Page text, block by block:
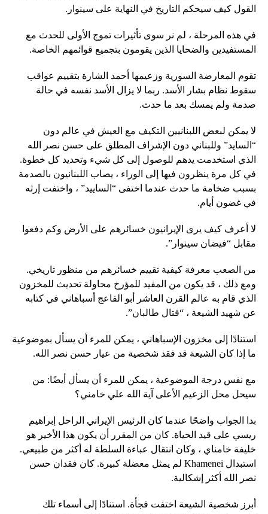
القول كيف سيحكم التاريخ في النهاية على سينوار.
في هذه المرحلة ، لم نر سوى تأثيرات تموج الأولى للحدث مع
المستفيدين والضحايا الذين يقومون بتجميع قوائمهم الخاصة.
تقوم المعارضة السورية وزعيمها أحمد الشارة بتقييم عواقب
سقوط نظام بشار الأسد. ربما لا يزال الأسد نفسه في حالة
صدمة ولم يمسك بعد ما حدث.
لا يمكن لبعض اللبنانيين التكيف مع العيش في عالم دون
“السايد” وللبناني دون الإشراف المطلق على حسن نصر الله
الذي استخدمت يدهم للوصول إلى كل شيء وتحديد كل خطوة.
في كل مرة ينظرون فيها إلى الوراء ، يصاب اللبنانيون بالصدمة
بسبب ضخامة ما حدث عندما اختفى “الساييد” ، واختفت إرثه
في غضون أيام.
لا أعرف كيف يرى الإيرانيون خسائرهم على الأرض وكم دفعوا
مقابل “فيضان سينوار”.
من الصعب معرفة كيفية تقييم خسائرهم من منظور تاريخي.
ومع ذلك ، قد يكون من المفيد للمؤرخ محاولة تحديث للمخزون
الذي قام به عالم القرن العاشر أبو الفاعج أسباهاني في كتابه
عن شهيد الشيعة ، “قتال طالبان”.
استنادًا إلى مخزون الإسباهاني ، يمكن للمرء أن يسأل بموضوعية
ما إذا كان الشيعة قد فقد شخصية من عيار حسن نصر الله.
مع نفس درجة الموضوعية ، يمكن للمرء أن يسأل أيضًا: من
سيحل محل الزعيم الأعلى آية الله علي خامني؟
بدا الجواب واضحًا عندما كان الرئيس الإيراني الراحل إبراهيم
ريسي على قيد الحياة. كان من المقرر أن يكون هذا الأخير هو
خليفة خامناي ، وكان انتقال عباءة السلطة له أكثر من طبيعي.
استبدال Khamenei لم يمثل معضلة كبيرة. كان فقدان حسن
نصر الله أكثر إشكالية.
أبرز شخصية الشيعة اختفت فجأة. استنادًا إلى أسماء تلك